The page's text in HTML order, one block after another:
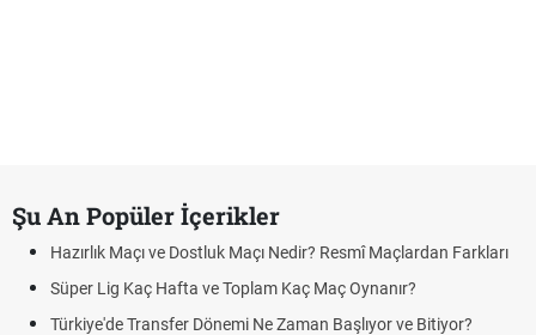
Şu An Popüler İçerikler
Hazırlık Maçı ve Dostluk Maçı Nedir? Resmî Maçlardan Farkları
Süper Lig Kaç Hafta ve Toplam Kaç Maç Oynanır?
Türkiye'de Transfer Dönemi Ne Zaman Başlıyor ve Bitiyor?